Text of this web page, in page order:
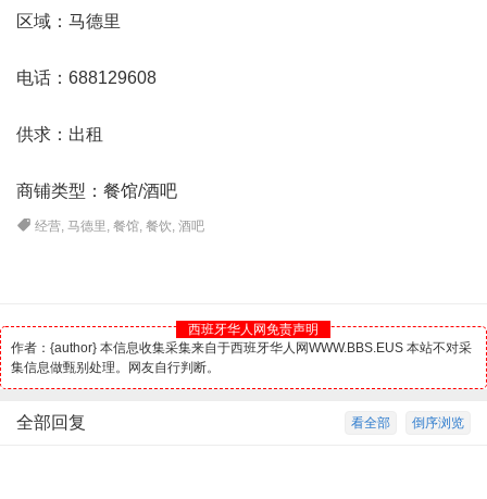
区域：马德里
电话：688129608
供求：出租
商铺类型：餐馆/酒吧
经营,马德里 ,餐馆,餐饮,酒吧
西班牙华人网免责声明
作者：{author} 本信息收集采集来自于西班牙华人网WWW.BBS.EUS 本站不对采
集信息做甄别处理。网友自行判断。
倒序浏览
看全部
全部回复